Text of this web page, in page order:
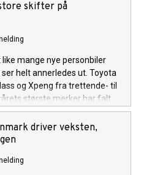
skifter på
mange nye personbiler
helt annerledes ut. Toyota
og Xpeng fra trettende- til
største merker har falt
driver veksten,